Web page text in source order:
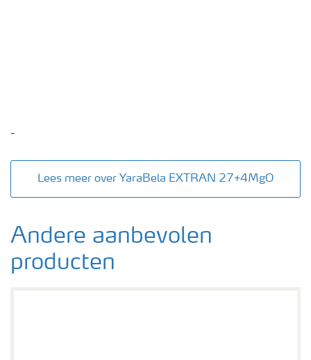
-
Lees meer over YaraBela EXTRAN 27+4MgO
Andere aanbevolen
producten